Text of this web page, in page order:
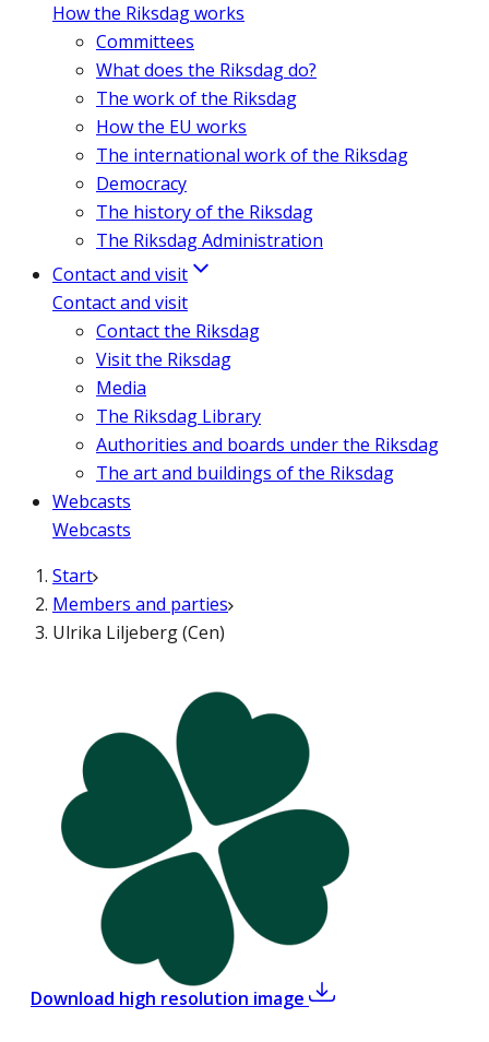
How the Riksdag works
Committees
What does the Riksdag do?
The work of the Riksdag
How the EU works
The international work of the Riksdag
Democracy
The history of the Riksdag
The Riksdag Administration
Contact and visit
Contact and visit
Contact the Riksdag
Visit the Riksdag
Media
The Riksdag Library
Authorities and boards under the Riksdag
The art and buildings of the Riksdag
Webcasts
Webcasts
Start
Members and parties
Ulrika Liljeberg (Cen)
Download high resolution image ,Ulrika Liljeberg